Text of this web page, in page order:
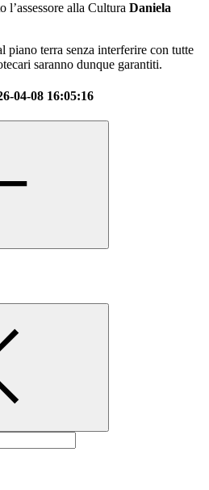
l’assessore alla Cultura Daniela
piano terra senza interferire con tutte
saranno dunque garantiti.
04-08 16:05:16